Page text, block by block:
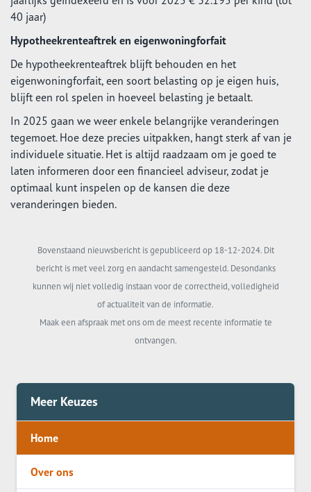
40 jaar)
Hypotheekrenteaftrek en eigenwoningforfait
De hypotheekrenteaftrek blijft behouden en het
eigenwoningforfait, een soort belasting op je eigen huis,
blijft een rol spelen in hoeveel belasting je betaalt.
In 2025 gaan we weer enkele belangrijke veranderingen
tegemoet. Hoe deze precies uitpakken, hangt sterk af van je
individuele situatie. Het is altijd raadzaam om je goed te
laten informeren door een financieel adviseur, zodat je
optimaal kunt inspelen op de kansen die deze
veranderingen bieden.
Bovenstaand nieuwsbericht is gepubliceerd op 18-12-2024. Dit
bericht is met veel zorg en aandacht samengesteld. Desondanks
kunnen wij niet volledig instaan voor de correctheid, volledigheid
of actualiteit van de informatie.
Maak een afspraak met ons om de meest recente informatie te
ontvangen.
Meer Keuzes
Home
Over ons